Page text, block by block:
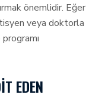
önemlidir. Eğer
veya doktorla
EDEN